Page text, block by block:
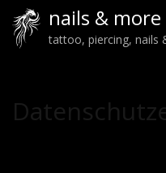
nails &
tattoo, piercing, nails